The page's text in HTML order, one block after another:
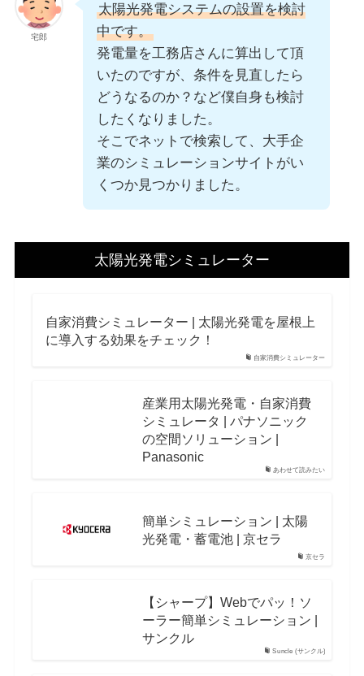
宅郎
太陽光発電システムの設置を検討
中です。
発電量を工務店さんに算出して頂
いたのですが、条件を見直したら
どうなるのか？など僕自身も検討
したくなりました。
そこでネットで検索して、大手企
業のシミュレーションサイトがい
くつか見つかりました。
太陽光発電シミュレーター
自家消費シミュレーター
自家消費シミュレーター | 太陽光発電を屋根上
に導入する効果をチェック！
あわせて読みたい
産業用太陽光発電・自家消費
シミュレータ | パナソニック
の空間ソリューション |
Panasonic
京セラ
簡単シミュレーション | 太陽
光発電・蓄電池 | 京セラ
Suncle (サンクル)
【シャープ】Webでパッ！ソ
ーラー簡単シミュレーション |
サンクル